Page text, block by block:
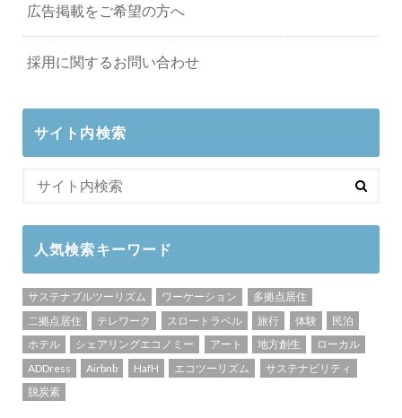
広告掲載をご希望の方へ
採用に関するお問い合わせ
サイト内検索
人気検索キーワード
サステナブルツーリズム ワーケーション
多拠点居住
二拠点居住
テレワーク スロートラベル 旅行 体験
民泊
ホテル
シェアリングエコノミー アート 地方創生
ローカル
ADDress
Airbnb HafH エコツーリズム
サステナビリティ
脱炭素